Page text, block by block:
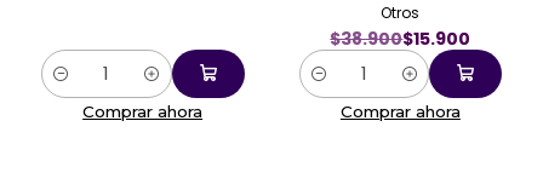
Cantidad
Comprar ahora
Otros
$38.900$15.900
Cantidad
Comprar ahora